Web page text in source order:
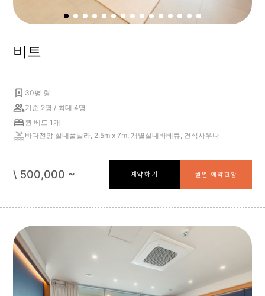
비트
30평 형
기준 2명 / 최대 4명
퀸 베드 1개
바다전망 실내풀빌라, 2.5m x 7m, 개별실내바베큐, 건식사우나
\ 500,000 ~ 예약하기 월별 예약현황